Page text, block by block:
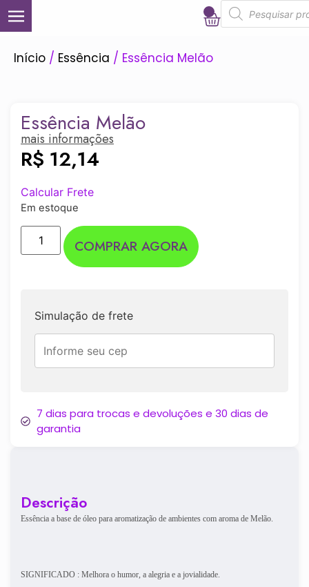
Início / Essência / Essência Melão
Descrição
Essência a base de óleo para aromatização de ambientes com aroma de Melão.
SIGNIFICADO : Melhora o humor, a alegria e a jovialidade.
Essência Melão
mais informações
R$ 12,14
Calcular Frete
Em estoque
COMPRAR AGORA
Simulação de frete
7 dias para trocas e devoluções e 30 dias de
garantia